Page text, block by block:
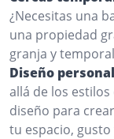
¿Necesitas una
una propiedad
granja y
Diseño
allá de los
diseño para
tu espacio,